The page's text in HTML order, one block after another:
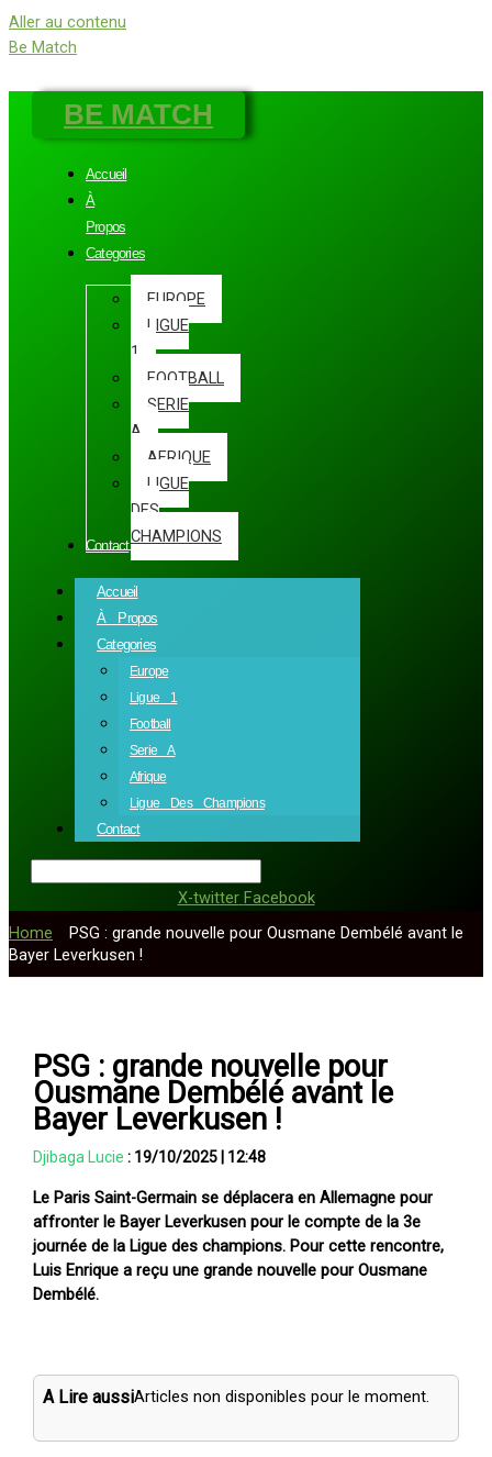
Aller au contenu
Be Match
BE MATCH
Accueil
À
Propos
Categories
EUROPE
LIGUE
1
FOOTBALL
SERIE
A
AFRIQUE
LIGUE
DES
CHAMPIONS
Contact
Accueil
À Propos
Categories
Europe
Ligue 1
Football
Serie A
Afrique
Ligue Des Champions
Contact
X-twitter Facebook
Home
PSG : grande nouvelle pour Ousmane Dembélé avant le
Bayer Leverkusen !
PSG : grande nouvelle pour
Ousmane Dembélé avant le
Bayer Leverkusen !
Djibaga Lucie : 19/10/2025| 12:48
Le Paris Saint-Germain se déplacera en Allemagne pour
affronter le Bayer Leverkusen pour le compte de la 3e
journée de la Ligue des champions. Pour cette rencontre,
Luis Enrique a reçu une grande nouvelle pour Ousmane
Dembélé.
A Lire aussiArticles non disponibles pour le moment.